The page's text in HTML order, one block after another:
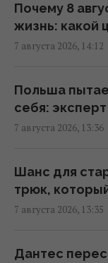
Люди
за
Не Galaxy и
самый
Согласно
мешают
Почему 8
жизнь: какой
7 августа 2026, 14:12
Польша
себя:
7 августа 2026, 13:36
Шанс для
трюк,
7 августа 2026, 13:35
Дантес